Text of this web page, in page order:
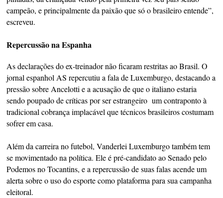
campeão, e principalmente da paixão que só o brasileiro entende”,
escreveu.
Repercussão na Espanha
As declarações do ex-treinador não ficaram restritas ao Brasil. O
jornal espanhol AS repercutiu a fala de Luxemburgo, destacando a
pressão sobre Ancelotti e a acusação de que o italiano estaria
sendo poupado de críticas por ser estrangeiro um contraponto à
tradicional cobrança implacável que técnicos brasileiros costumam
sofrer em casa.
Além da carreira no futebol, Vanderlei Luxemburgo também tem
se movimentado na política. Ele é pré-candidato ao Senado pelo
Podemos no Tocantins, e a repercussão de suas falas acende um
alerta sobre o uso do esporte como plataforma para sua campanha
eleitoral.